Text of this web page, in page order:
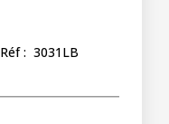
Réf : 3031LB